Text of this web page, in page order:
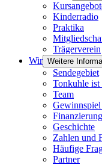
Kinderradio
Praktika
Trägerverein
Wir Weitere
Sendegebiet
Tonkuhle ist
Team
Finanzierung
Geschichte
Zahlen und
Häufige
Partner